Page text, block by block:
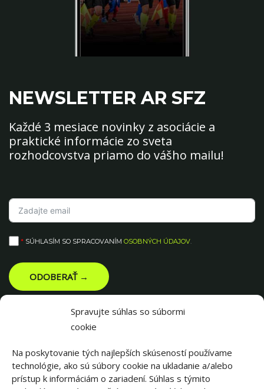
Spravujte súhlas so súbormi
cookie
Na poskytovanie tých najlepších skúseností používame
technológie, ako sú súbory cookie na ukladanie a/alebo
prístup k informáciám o zariadení. Súhlas s týmito
NEWSLETTER AR SFZ
Každé 3 mesiace novinky z asociácie a
praktické informácie zo sveta
rozhodcovstva priamo do vášho mailu!
* SÚHLASÍM SO SPRACOVANÍM OSOBNÝCH ÚDAJOV.
ODOBERAŤ →